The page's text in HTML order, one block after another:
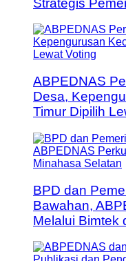
Strategis
ABPEDNAS
Desa,
Timur Dipilih
BPD dan
Bawahan,
Melalui Bimtek